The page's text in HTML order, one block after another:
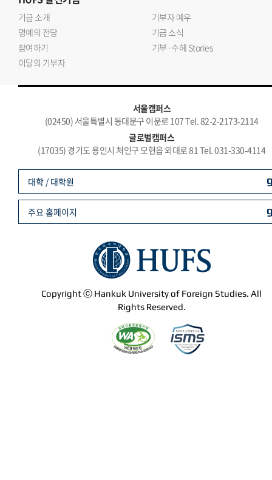
기금 소개
기부자 예우
명예의 전당
기금 소식
참여하기
기부·수혜 Stories
이달의 기부자
서울캠퍼스
(02450) 서울특별시 동대문구 이문로 107 Tel. 82-2-2173-2114
글로벌캠퍼스
(17035) 경기도 용인시 처인구 모현읍 외대로 81 Tel. 031-330-4114
Copyright ⓒ Hankuk University of Foreign Studies. All
Rights Reserved.
대학 / 대학원
주요 홈페이지